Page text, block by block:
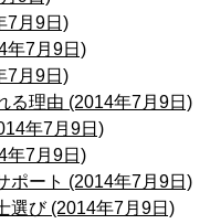
7月9日)
年7月9日)
7月9日)
る理由 (2014年7月9日)
年7月9日)
年7月9日)
ポート (2014年7月9日)
選び (2014年7月9日)